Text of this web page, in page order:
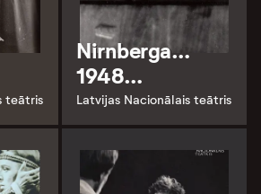
teātris
Nirnberga…
1948…
Latvijas Nacionālais teātris